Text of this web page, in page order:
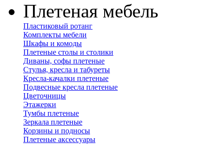
Плетеная мебель
Пластиковый ротанг
Комплекты мебели
Шкафы и комоды
Плетеные столы и столики
Диваны, софы плетеные
Стулья, кресла и табуреты
Кресла-качалки плетеные
Подвесные кресла плетеные
Цветочницы
Этажерки
Тумбы плетеные
Зеркала плетеные
Корзины и подносы
Плетеные аксессуары